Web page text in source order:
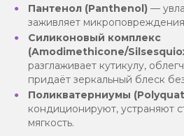
Пантенол (Panthenol) —
заживляет
Силиконовый комплекс
(Amodimethicone/
разглаживает кутикулу,
придаёт зеркальный блеск
Поликватерниумы
кондиционируют, устраняют
мягкость.